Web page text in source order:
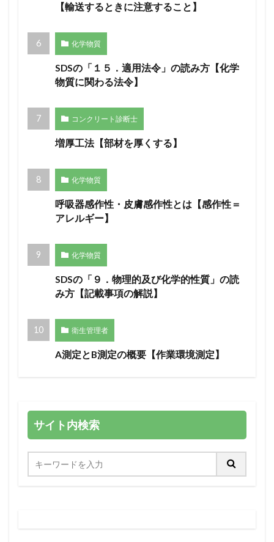
【輸送するときに注意すること】
化学物質
SDSの「１５．適用法令」の読み方【化学
物質に関わる法令】
コンクリート診断士
増厚工法【部材を厚くする】
化学物質
呼吸器感作性・皮膚感作性とは【感作性＝
アレルギー】
化学物質
SDSの「９．物理的及び化学的性質」の読
み方【記載事項の解説】
衛生管理者
A測定とB測定の概要【作業環境測定】
サイト内検索